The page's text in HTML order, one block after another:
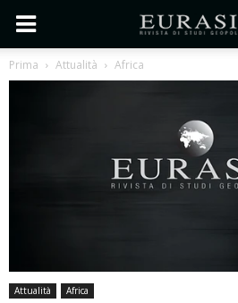
Prima Attualità Africa
Attualità Africa